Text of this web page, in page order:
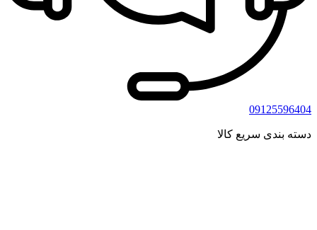
09125596404
دسته بندی سریع کالا